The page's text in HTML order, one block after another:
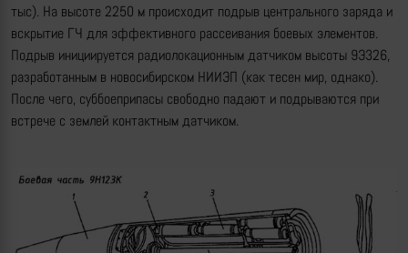
тыс). На высоте 2250 м происходит подрыв центрального заряда и
вскрытие ГЧ для эффективного рассеивания боевых элементов.
Подрыв инициируется радиолокационным датчиком высоты 9Э326,
разработанным в новосибирском НИИЭП (как тесен мир, однако).
После чего, суббоеприпасы свободно падают и подрываются при
встрече с землей контактным датчиком.